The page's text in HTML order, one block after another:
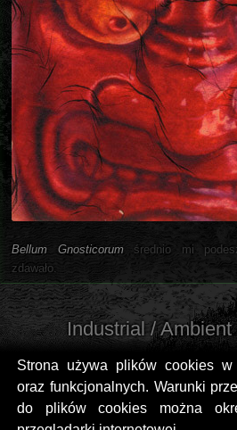
Strona używa plików cookies w
oraz funkcjonalnych. Warunki
do plików cookies można
Bellum Gnosticorumśrednio mi
zdawało.
Industrial /